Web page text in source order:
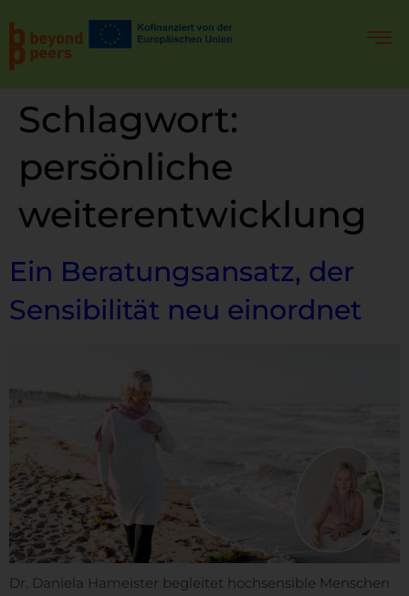
Schlagwort:
persönliche
weiterentwicklung
Ein Beratungsansatz, der
Sensibilität neu einordnet
Dr. Daniela Hameister begleitet hochsensible Menschen